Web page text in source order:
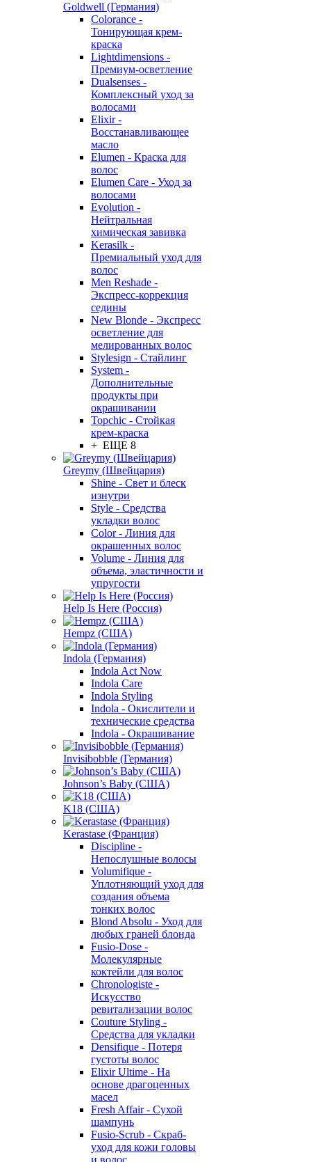
Goldwell (Германия)
Colorance -
Тонирующая крем-
краска
Lightdimensions -
Премиум-осветление
Dualsenses -
Комплексный уход за
волосами
Elixir -
Восстанавливающее
масло
Elumen - Краска для
волос
Elumen Care - Уход за
волосами
Evolution -
Нейтральная
химическая завивка
Kerasilk -
Премиальный уход для
волос
Men Reshade -
Экспресс-коррекция
седины
New Blonde - Экспресс
осветление для
мелированных волос
Stylesign - Стайлинг
System -
Дополнительные
продукты при
окрашивании
Topchic - Стойкая
крем-краска
+ ЕЩЕ 8
Greymy (Швейцария)
Shine - Свет и блеск
изнутри
Style - Средства
укладки волос
Color - Линия для
окрашенных волос
Volume - Линия для
объема, эластичности и
упругости
Help Is Here (Россия)
Hempz (США)
Indola (Германия)
Indola Act Now
Indola Care
Indola Styling
Indola - Окислители и
технические средства
Indola - Окрашивание
Invisibobble (Германия)
Johnson’s Baby (США)
K18 (США)
Kerastase (Франция)
Discipline -
Непослушные волосы
Volumifique -
Уплотняющий уход для
создания объема
тонких волос
Blond Absolu - Уход для
любых граней блонда
Fusio-Dose -
Молекулярные
коктейли для волос
Chronologiste -
Искусство
ревитализации волос
Couture Styling -
Средства для укладки
Densifique - Потеря
густоты волос
Elixir Ultime - На
основе драгоценных
масел
Fresh Affair - Сухой
шампунь
Fusio-Scrub - Скраб-
уход для кожи головы
и волос